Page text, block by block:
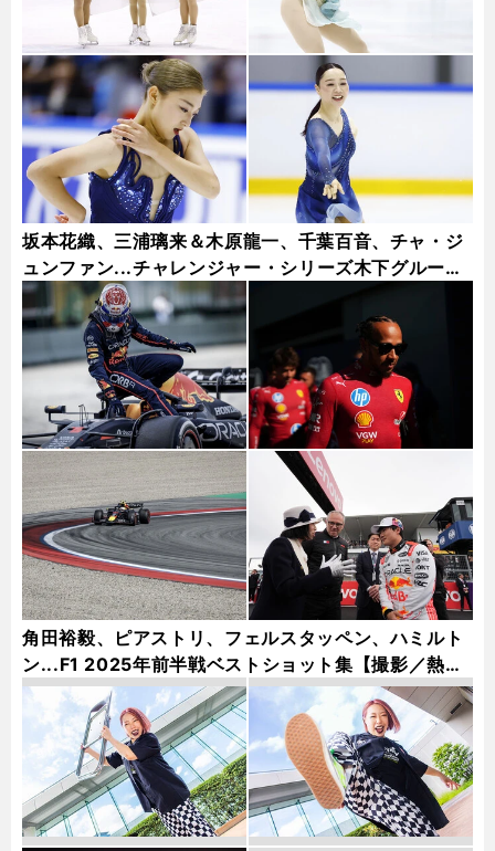
坂本花織、三浦璃来＆木原龍一、千葉百音、チャ・ジ
ュンファン...チャレンジャー・シリーズ木下グループ
杯フォトギャラリー
角田裕毅、ピアストリ、フェルスタッペン、ハミルト
ン...F1 2025年前半戦ベストショット集【撮影／熱田
護＆桜井淳雄】